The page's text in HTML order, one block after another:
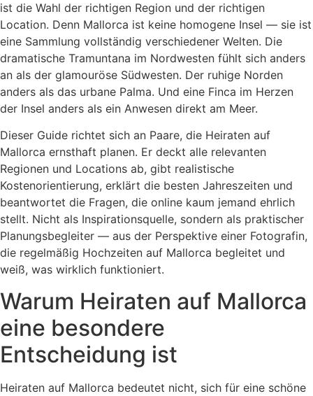
ist die Wahl der richtigen Region und der richtigen
Location. Denn Mallorca ist keine homogene Insel — sie ist
eine Sammlung vollständig verschiedener Welten. Die
dramatische Tramuntana im Nordwesten fühlt sich anders
an als der glamouröse Südwesten. Der ruhige Norden
anders als das urbane Palma. Und eine Finca im Herzen
der Insel anders als ein Anwesen direkt am Meer.
Dieser Guide richtet sich an Paare, die Heiraten auf
Mallorca ernsthaft planen. Er deckt alle relevanten
Regionen und Locations ab, gibt realistische
Kostenorientierung, erklärt die besten Jahreszeiten und
beantwortet die Fragen, die online kaum jemand ehrlich
stellt. Nicht als Inspirationsquelle, sondern als praktischer
Planungsbegleiter — aus der Perspektive einer Fotografin,
die regelmäßig Hochzeiten auf Mallorca begleitet und
weiß, was wirklich funktioniert.
Warum Heiraten auf Mallorca
eine besondere
Entscheidung ist
Heiraten auf Mallorca bedeutet nicht, sich für eine schöne